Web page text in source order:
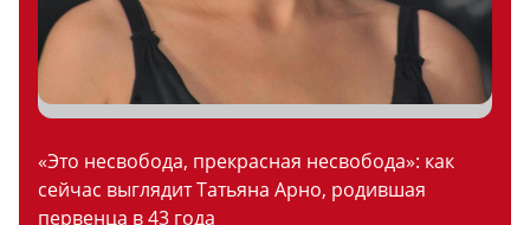
«Это несвобода, прекрасная несвобода»: как
сейчас выглядит Татьяна Арно, родившая
первенца в 43 года